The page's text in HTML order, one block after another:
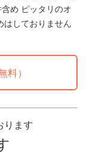
め ピッタリのオ
はしておりません
料）
ります